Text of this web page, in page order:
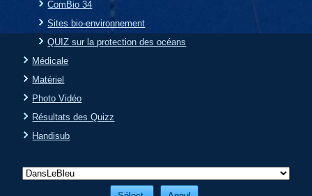
ComBio 34
Sites bio-environnement
QUIZ sur la protection des océans
Médicale
Matériel
Photo Vidéo
Résultats des Quizz
Handisub